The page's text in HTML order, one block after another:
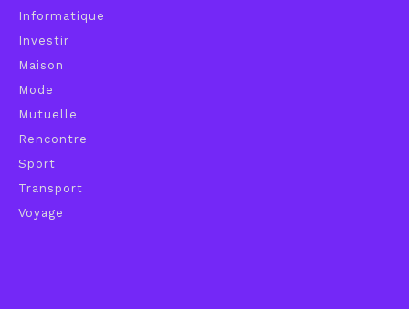
Informatique
Investir
Maison
Mode
Mutuelle
Rencontre
Sport
Transport
Voyage